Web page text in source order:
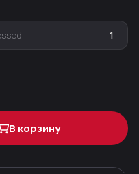
1
В корзину